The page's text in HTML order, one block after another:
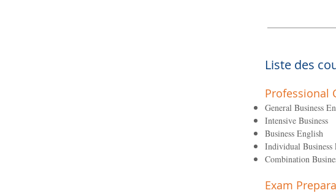
Liste des
Professional
General Business
Intensive Business
Business English
Individual Business
Combination
Exam